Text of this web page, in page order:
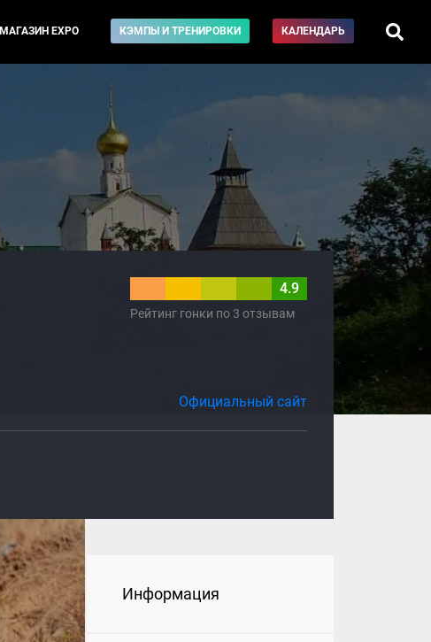
МАГАЗИН EXPO КЭМПЫ И ТРЕНИРОВКИ КАЛЕНДАРЬ
4.9
Рейтинг гонки по 3 отзывам
Официальный сайт
Информация